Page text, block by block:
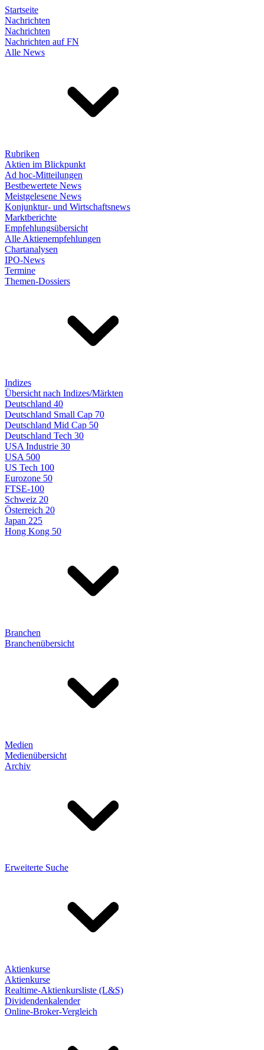
Startseite
Nachrichten
Nachrichten
Nachrichten auf FN
Alle News
Rubriken
Aktien im Blickpunkt
Ad hoc-Mitteilungen
Bestbewertete News
Meistgelesene News
Konjunktur- und Wirtschaftsnews
Marktberichte
Empfehlungsübersicht
Alle Aktienempfehlungen
Chartanalysen
IPO-News
Termine
Themen-Dossiers
Indizes
Übersicht nach Indizes/Märkten
Deutschland 40
Deutschland Small Cap 70
Deutschland Mid Cap 50
Deutschland Tech 30
USA Industrie 30
USA 500
US Tech 100
Eurozone 50
FTSE-100
Schweiz 20
Österreich 20
Japan 225
Hong Kong 50
Branchen
Branchenübersicht
Medien
Medienübersicht
Archiv
Erweiterte Suche
Aktienkurse
Aktienkurse
Realtime-Aktienkursliste (L&S)
Dividendenkalender
Online-Broker-Vergleich